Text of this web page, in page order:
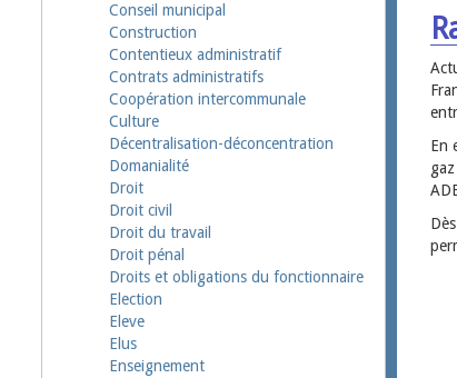
Conseil municipal
Construction
Contentieux administratif
Contrats administratifs
Coopération intercommunale
Culture
Décentralisation-déconcentration
Domanialité
Droit
Droit civil
Droit du travail
Droit pénal
Droits et obligations du fonctionnaire
Election
Eleve
Elus
Enseignement
En